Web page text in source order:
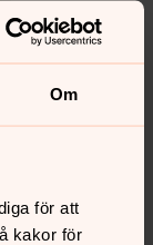
Om
för att
kakor för